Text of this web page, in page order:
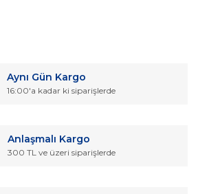
için teşekkür ederiz.
bulunuyor.
Aynı Gün Kargo
16:00'a kadar ki siparişlerde
Anlaşmalı Kargo
300 TL ve üzeri siparişlerde